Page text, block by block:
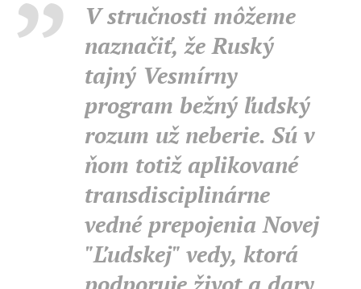
V stručnosti môžeme
naznačiť, že Ruský
tajný Vesmírny
program bežný ľudský
rozum už neberie. Sú v
ňom totiž aplikované
transdisciplinárne
vedné prepojenia Novej
"Ľudskej" vedy, ktorá